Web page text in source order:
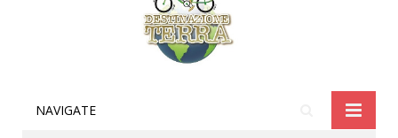
NAVIGATE